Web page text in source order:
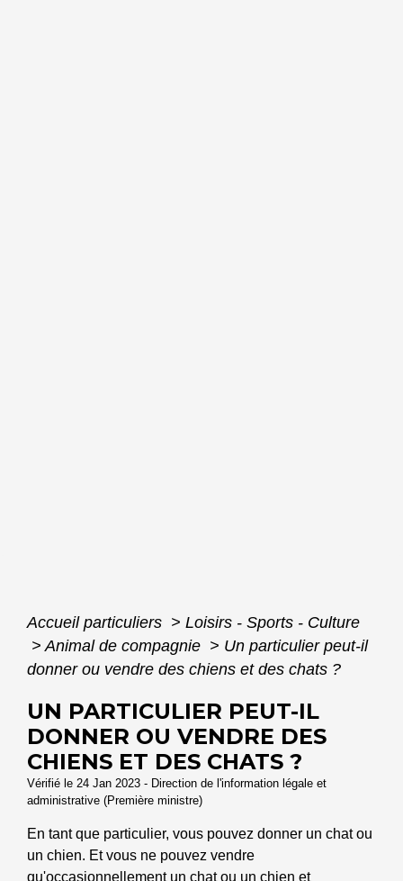
Accueil particuliers > Loisirs - Sports - Culture
> Animal de compagnie > Un particulier peut-il
donner ou vendre des chiens et des chats ?
UN PARTICULIER PEUT-IL
DONNER OU VENDRE DES
CHIENS ET DES CHATS ?
Vérifié le 24 Jan 2023 - Direction de l'information légale et
administrative (Première ministre)
En tant que particulier, vous pouvez donner un chat ou
un chien. Et vous ne pouvez vendre
qu'occasionnellement un chat ou un chien et